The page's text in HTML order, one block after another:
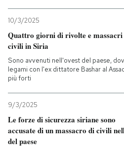
Cultura
Economia
Sport
PODCAST
I MIEI PREFERITI
10/3/2025
Quattro giorni di rivolte e
civili in Siria
Sono avvenuti nell'ovest del paese,
legami con l'ex dittatore Bashar al
più forti
9/3/2025
Le forze di sicurezza siriane sono
accusate di un massacro di civili
del paese